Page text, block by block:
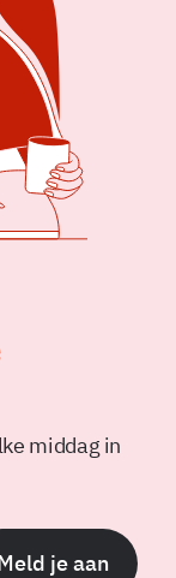
middag in
je aan